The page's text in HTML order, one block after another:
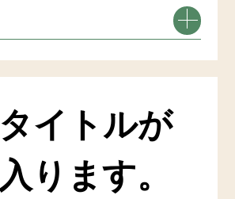
タイトルが
入ります。